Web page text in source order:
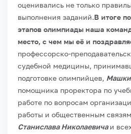
оценивались не только
выполнения заданий.В итоге
этапов олимпиады наша
место, с чем мы её и
профессорско-
судебной медицины,
подготовке олимпийцев,
помощника проректора по
работе по вопросам
работы и общественным
Станислава Николаевичаи